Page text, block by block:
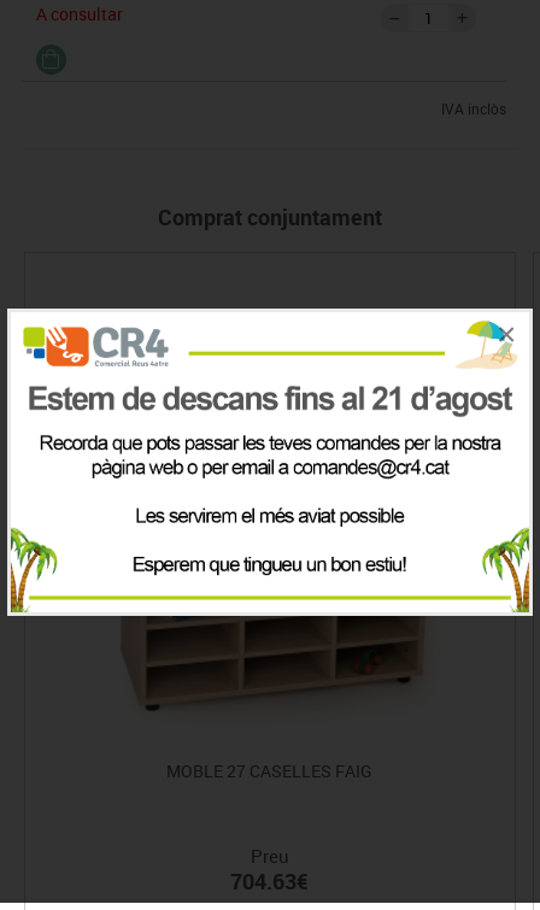
×
A consultar
IVA inclòs
Comprat conjuntament
MOBLE 27 CASELLES FAIG
Preu
704.63€